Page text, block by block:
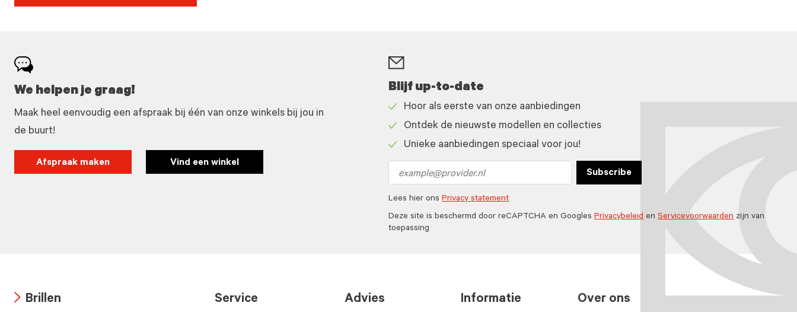
We helpen je graag!
Maak heel eenvoudig een afspraak bij één van onze winkels bij jou in
de buurt!
Afspraak maken Vind een winkel
Blijf up-to-date
icon
Hoor als eerste van onze aanbiedingen
icon
Ontdek de nieuwste modellen en collecties
Unieke aanbiedingen speciaal voor jou!
address
Subscribe
Lees hier onsPrivacy statement
Deze site is beschermd door reCAPTCHA en GooglesPrivacybeleidenServicevoorwaardenzijn van
toepassing
Brillen Service Advies Informatie Over ons